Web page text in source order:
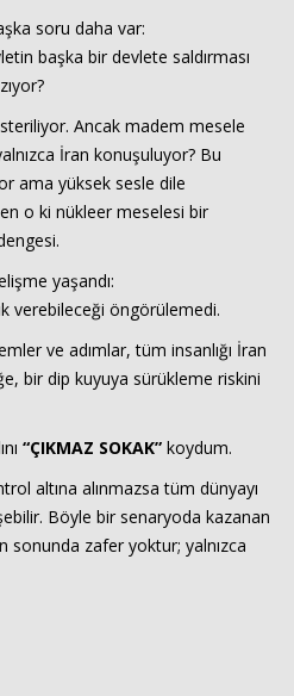
soru daha var:
başka bir devlete saldırması
Ancak madem mesele
İran konuşuluyor? Bu
ama yüksek sesle dile
o ki nükleer meselesi bir
yaşandı:
verebileceği öngörülemedi.
ve adımlar, tüm insanlığı İran
bir dip kuyuya sürükleme riskini
“ÇIKMAZ SOKAK” koydum.
altına alınmazsa tüm dünyayı
Böyle bir senaryoda kazanan
sonunda zafer yoktur; yalnızca